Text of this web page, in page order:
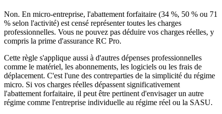
Non. En micro-entreprise, l'abattement forfaitaire (34 %, 50 % ou 71
% selon l'activité) est censé représenter toutes les charges
professionnelles. Vous ne pouvez pas déduire vos charges réelles, y
compris la prime d'assurance RC Pro.
Cette règle s'applique aussi à d'autres dépenses professionnelles
comme le matériel, les abonnements, les logiciels ou les frais de
déplacement. C'est l'une des contreparties de la simplicité du régime
micro. Si vos charges réelles dépassent significativement
l'abattement forfaitaire, il peut être pertinent d'envisager un autre
régime comme l'entreprise individuelle au régime réel ou la SASU.